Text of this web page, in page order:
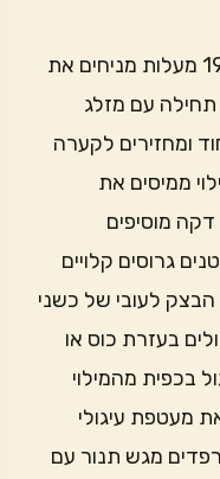
מדליקים תנור לטמפרטורה של 190 מעלות מניחים את
עם מזלג
ומחזירים לקערה
ממיסים את
מוסיפים
גרוסים קלויים
לעובי של כשני
בעזרת כוס או
בכפית מהמילוי
מעטפת עיגולי
מגש תנור עם